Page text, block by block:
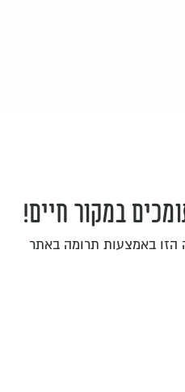
במקור חיים!
הזו באמצעות תרומה באתר